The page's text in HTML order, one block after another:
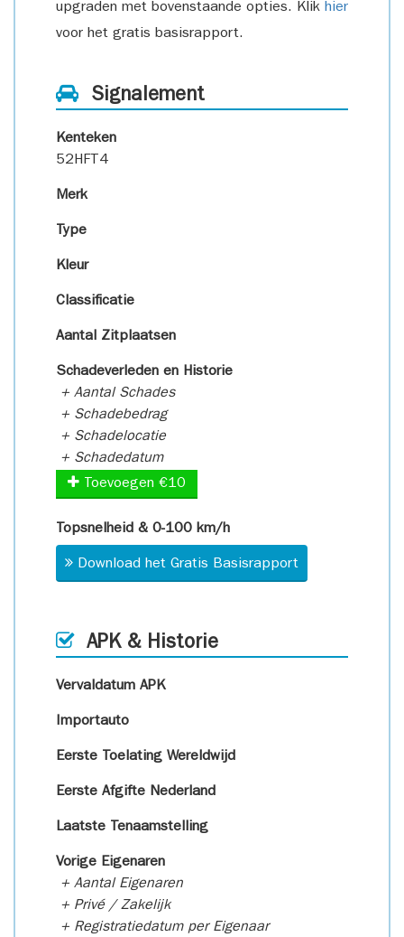
upgraden met bovenstaande opties. Klik hier
voor het gratis basisrapport.
Signalement
Kenteken
52HFT4
Merk
Type
Kleur
Classificatie
Aantal Zitplaatsen
Schadeverleden en Historie
+ Aantal Schades
+ Schadebedrag
+ Schadelocatie
+ Schadedatum
Toevoegen €10
Topsnelheid & 0-100 km/h
Download het Gratis Basisrapport
APK & Historie
Vervaldatum APK
Importauto
Eerste Toelating Wereldwijd
Eerste Afgifte Nederland
Laatste Tenaamstelling
Vorige Eigenaren
+ Aantal Eigenaren
+ Privé / Zakelijk
+ Registratiedatum per Eigenaar